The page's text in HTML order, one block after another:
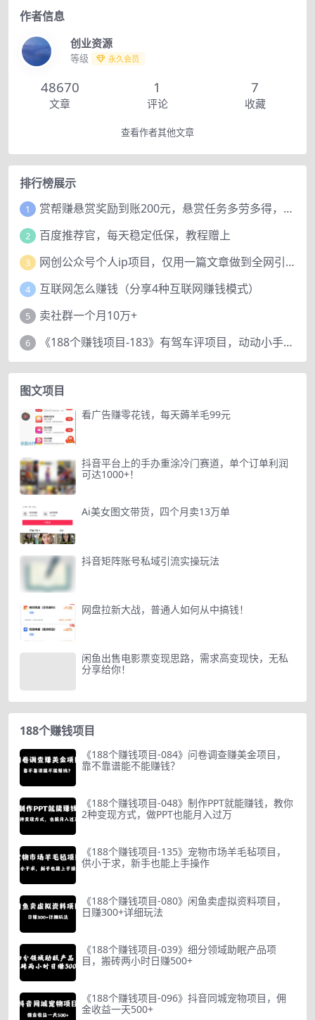
作者信息
创业资源
等级 永久会员
48670
文章
1
评论
7
收藏
查看作者其他文章
排行榜展示
1 赏帮赚悬赏奖励到账200元，悬赏任务多劳多得，人人可做。
2 百度推荐官，每天稳定低保，教程赠上
3 网创公众号个人ip项目，仅用一篇文章做到全网引流！
4 互联网怎么赚钱（分享4种互联网赚钱模式）
5 卖社群一个月10万+
6 《188个赚钱项目-183》有驾车评项目，动动小手，复制粘贴赚44元！
图文项目
看广告赚零花钱，每天薅羊毛99元
抖音平台上的手办重涂冷门赛道，单个订单利润
可达1000+！
Ai美女图文带货，四个月卖13万单
抖音矩阵账号私域引流实操玩法
网盘拉新大战，普通人如何从中搞钱！
闲鱼出售电影票变现思路，需求高变现快，无私
分享给你！
188个赚钱项目
《188个赚钱项目-084》问卷调查赚美金项目，
靠不靠谱能不能赚钱？
《188个赚钱项目-048》制作PPT就能赚钱，教你
2种变现方式，做PPT也能月入过万
《188个赚钱项目-135》宠物市场羊毛毡项目，
供小于求，新手也能上手操作
《188个赚钱项目-080》闲鱼卖虚拟资料项目，
日赚300+详细玩法
《188个赚钱项目-039》细分领域助眠产品项
目，搬砖两小时日赚500+
《188个赚钱项目-096》抖音同城宠物项目，佣
金收益一天500+